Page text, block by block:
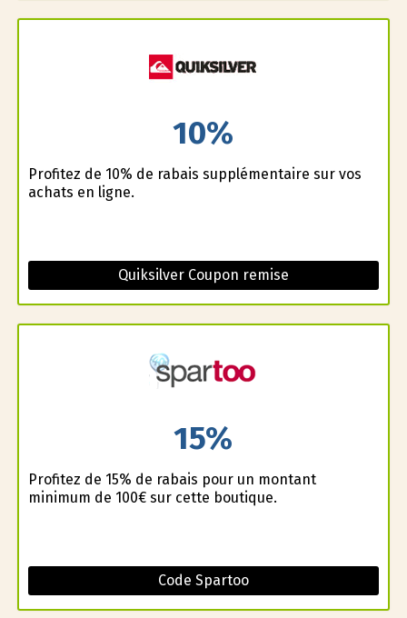
10%
Profitez de 10% de rabais supplémentaire sur vos
achats en ligne.
Quiksilver Coupon remise
15%
Profitez de 15% de rabais pour un montant
minimum de 100€ sur cette boutique.
Code Spartoo